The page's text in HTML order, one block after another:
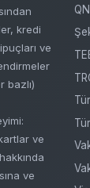
kredi
ve
bazlı)
ve
ve